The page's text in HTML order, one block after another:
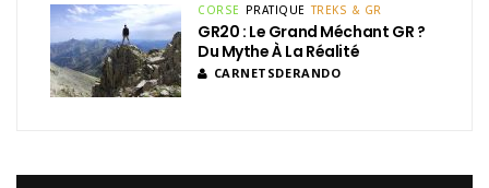
CORSE PRATIQUE TREKS & GR
GR20 : Le Grand Méchant GR ?
Du Mythe À La Réalité
CARNETSDERANDO